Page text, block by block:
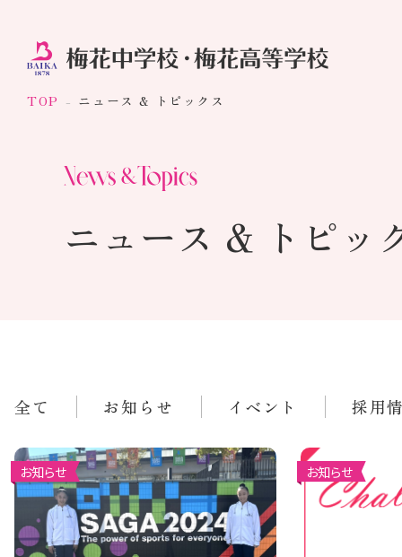
TOP ニュース & トピックス
ニュース & トピッ
全て お知らせ イベント 採用
お知らせ お知らせ